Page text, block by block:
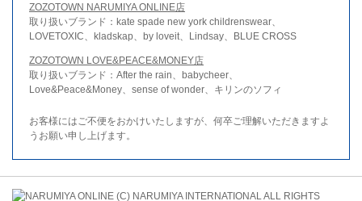
ZOZOTOWN NARUMIYA ONLINE店
取り扱いブランド：kate spade new york childrenswear、
LOVETOXIC、kladskap、by loveit、Lindsay、BLUE CROSS
ZOZOTOWN LOVE&PEACE&MONEY店
取り扱いブランド：After the rain、babycheer、
Love&Peace&Money、sense of wonder、キリンのソフィ
お客様にはご不便をおかけいたしますが、何卒ご理解いただきますよ
うお願い申し上げます。